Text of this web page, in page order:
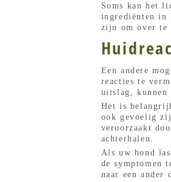
Soms kan het
ingrediënten in
zijn om over te
Een andere
reacties te
uitslag, kunnen
Het is
ook gevoelig
veroorzaakt
achterhalen.
Als uw hond
de symptomen
naar een ander